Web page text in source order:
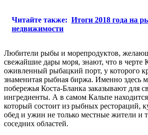
Читайте также: Итоги 2018 года на
недвижимости
Любители рыбы и морепродуктов,
свежайшие дары моря, знают, что в черте
оживленный рыбацкий порт, у которого
знаменитая рыбная биржа. Именно здесь
побережья Коста-Бланка заказывают для
ингредиенты. А в самом Кальпе
который состоит из рыбных рестораций,
обед и ужин не только местные жители и
соседних областей.